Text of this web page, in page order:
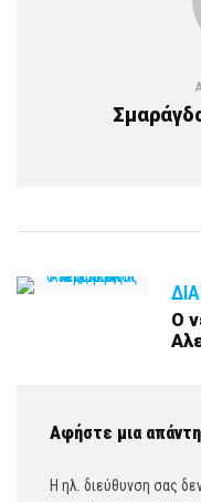
Ο
Αφήστε μια
Η ηλ. διεύθυνση σας